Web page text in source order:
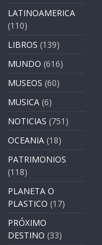
LATINOAMERICA
(110)
LIBROS (139)
MUNDO (616)
MUSEOS (60)
MUSICA (6)
NOTICIAS (751)
OCEANIA (18)
PATRIMONIOS
(118)
PLANETA O
PLASTICO (17)
PRÓXIMO
DESTINO (33)